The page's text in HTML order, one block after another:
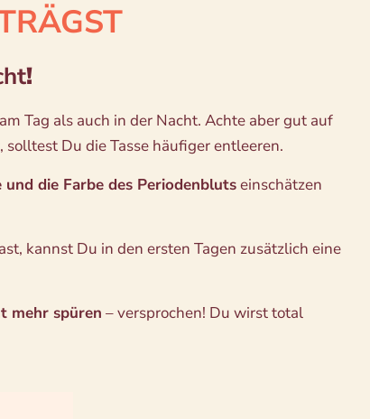
!
Tag als auch in der Nacht. Achte aber gut auf
solltest Du die Tasse häufiger entleeren.
die Farbe des Periodenblutseinschätzen
kannst Du in den ersten Tagen zusätzlich eine
mehr spüren – versprochen! Du wirst total